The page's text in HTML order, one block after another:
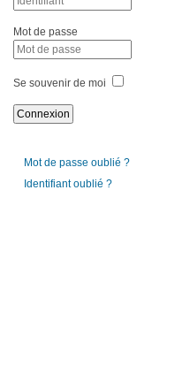
Mot de passe
Se souvenir de moi
Mot de passe oublié ?
Identifiant oublié ?